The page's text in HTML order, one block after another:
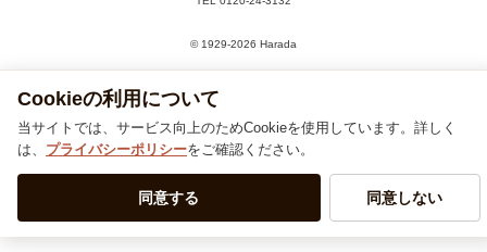
© 1929‐2026 Harada
同意する 同意しない